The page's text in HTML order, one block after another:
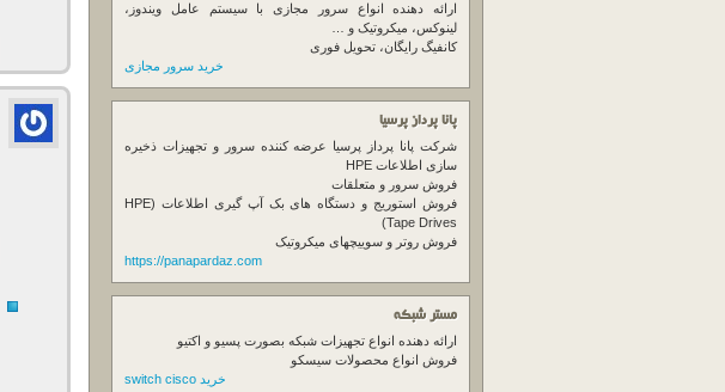
ارائه دهنده انواع سرور مجازی با سیستم عامل ویندوز،
لینوکس، میکروتیک و …
کانفیگ رایگان، تحویل فوری
خرید سرور مجازی
پانا پرداز پرسیا
شرکت پانا پرداز پرسیا عرضه کننده سرور و تجهیزات ذخیره
سازی اطلاعات HPE
فروش سرور و متعلقات
فروش استوریج و دستگاه های بک آپ گیری اطلاعات (HPE
Tape Drives)
فروش روتر و سوییچهای میکروتیک
https://panapardaz.com
مستر شبکه
ارائه دهنده انواع تجهیزات شبکه بصورت پسیو و اکتیو
فروش انواع محصولات سیسکو
خرید switch cisco